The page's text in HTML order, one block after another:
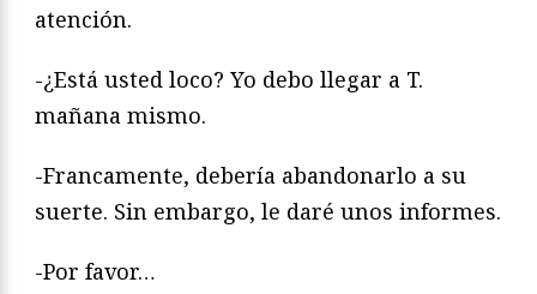
atención.
-¿Está usted loco? Yo debo llegar a T.
mañana mismo.
-Francamente, debería abandonarlo a su
suerte. Sin embargo, le daré unos informes.
-Por favor…